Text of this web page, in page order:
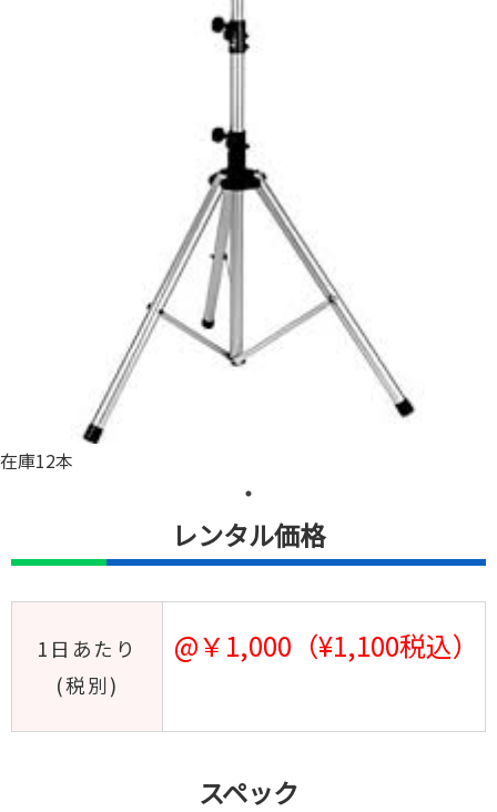
在庫12本
レンタル価格
1日あたり
(税別)
@￥1,000（¥1,100税込）
スペック